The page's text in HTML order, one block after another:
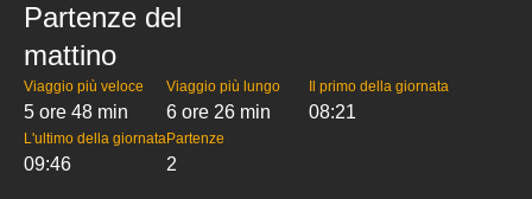
Partenze del
mattino
Viaggio più veloce
5 ore 48 min
Viaggio più lungo
6 ore 26 min
Il primo della giornata
08:21
L'ultimo della giornata
09:46
Partenze
2